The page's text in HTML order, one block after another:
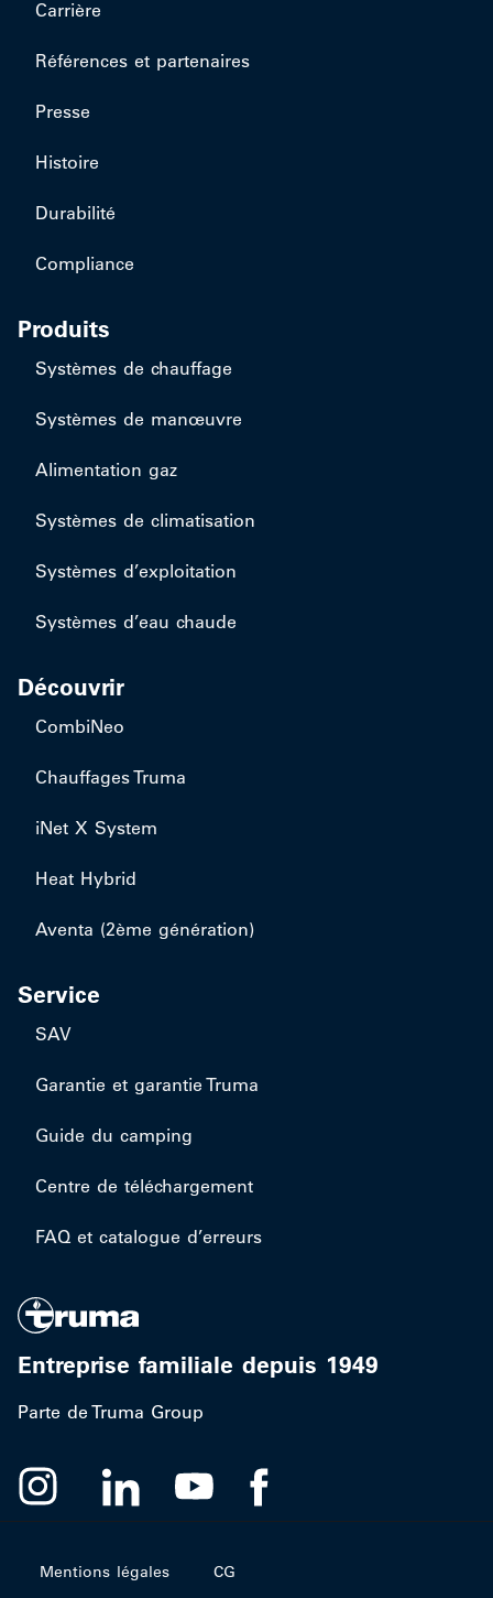
Carrière
Références et partenaires
Presse
Histoire
Durabilité
Compliance
Produits
Systèmes de chauffage
Systèmes de manœuvre
Alimentation gaz
Systèmes de climatisation
Systèmes d’exploitation
Systèmes d’eau chaude
Découvrir
CombiNeo
Chauffages Truma
iNet X System
Heat Hybrid
Aventa (2ème génération)
Service
SAV
Garantie et garantie Truma
Guide du camping
Centre de téléchargement
FAQ et catalogue d’erreurs
Entreprise familiale depuis 1949
Parte de Truma Group
Mentions légales CG